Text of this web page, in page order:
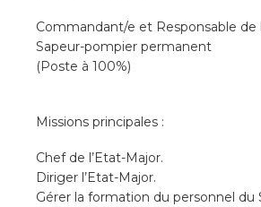
Commandant/e et Responsable de
Sapeur-pompier permanent
(Poste à 100%)
Missions principales :
Chef de l’Etat-Major.
Diriger l’Etat-Major.
Gérer la formation du personnel du